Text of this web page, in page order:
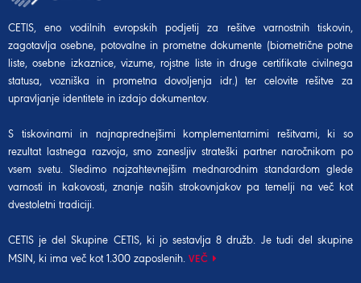
CETIS, eno vodilnih evropskih podjetij za rešitve varnostnih tiskovin,
zagotavlja osebne, potovalne in prometne dokumente (biometrične potne
liste, osebne izkaznice, vizume, rojstne liste in druge certifikate civilnega
statusa, vozniška in prometna dovoljenja idr.) ter celovite rešitve za
upravljanje identitete in izdajo dokumentov.
S tiskovinami in najnaprednejšimi komplementarnimi rešitvami, ki so
rezultat lastnega razvoja, smo zanesljiv strateški partner naročnikom po
vsem svetu. Sledimo najzahtevnejšim mednarodnim standardom glede
varnosti in kakovosti, znanje naših strokovnjakov pa temelji na več kot
dvestoletni tradiciji.
CETIS je del Skupine CETIS, ki jo sestavlja 8 družb. Je tudi del skupine
MSIN , ki ima več kot 1.300 zaposlenih. VEČ